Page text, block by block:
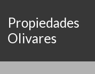
Propiedades
Olivares